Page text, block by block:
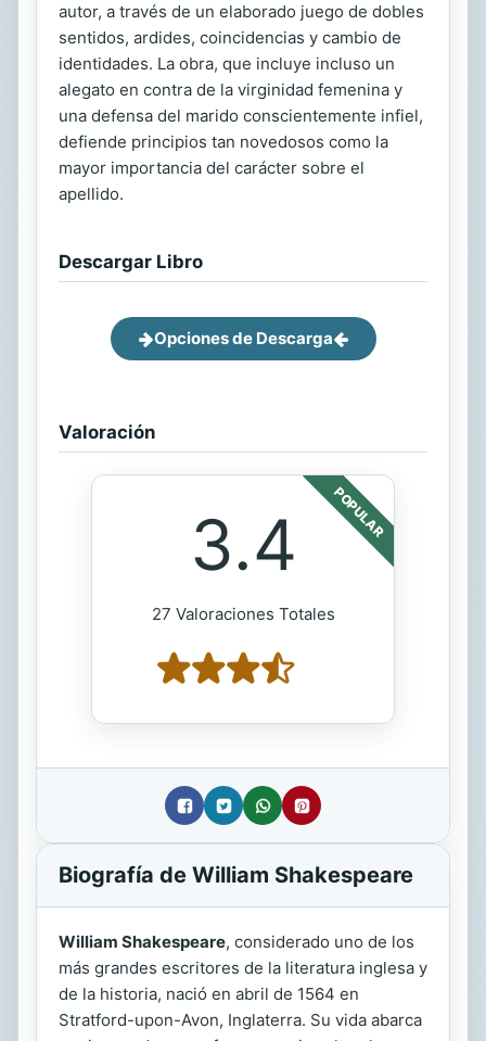
autor, a través de un elaborado juego de dobles
sentidos, ardides, coincidencias y cambio de
identidades. La obra, que incluye incluso un
alegato en contra de la virginidad femenina y
una defensa del marido conscientemente infiel,
defiende principios tan novedosos como la
mayor importancia del carácter sobre el
apellido.
Descargar Libro
Opciones de Descarga
Valoración
POPULAR
3.4
27 Valoraciones Totales
Biografía de William Shakespeare
William Shakespeare, considerado uno de los
más grandes escritores de la literatura inglesa y
de la historia, nació en abril de 1564 en
Stratford-upon-Avon, Inglaterra. Su vida abarca